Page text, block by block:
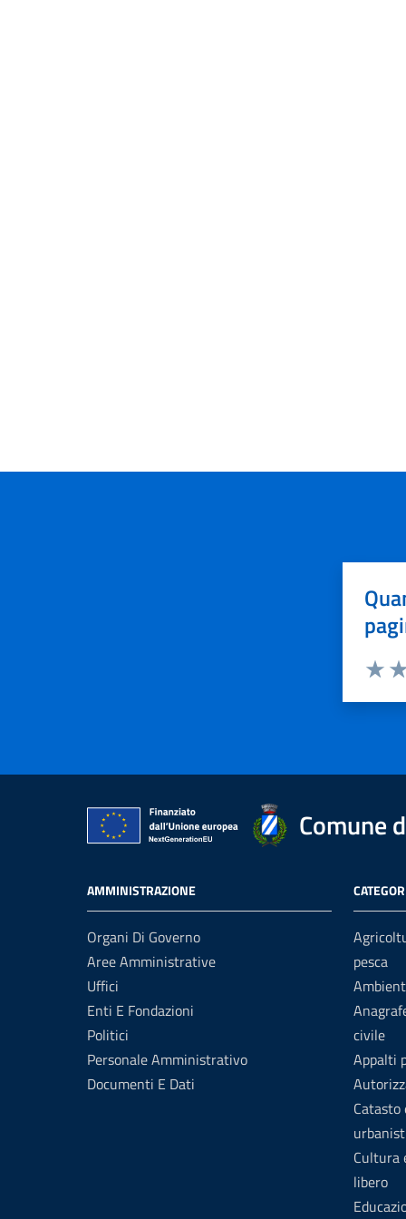
Comune
AMMINISTRAZIONE
Organi Di Governo
Aree Amministrative
Uffici
Enti E Fondazioni
Politici
Personale Amministrativo
Documenti E Dati
pesca
civile
Appalti
Catasto
Cultura
libero